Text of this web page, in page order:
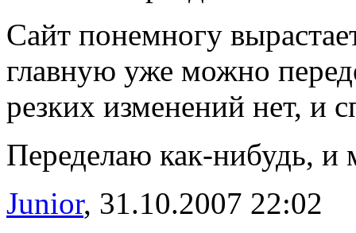
Сайт понемногу
главную уже можно
резких изменений нет, и
Переделаю как-нибудь, и
Junior, 31.10.2007 22:02